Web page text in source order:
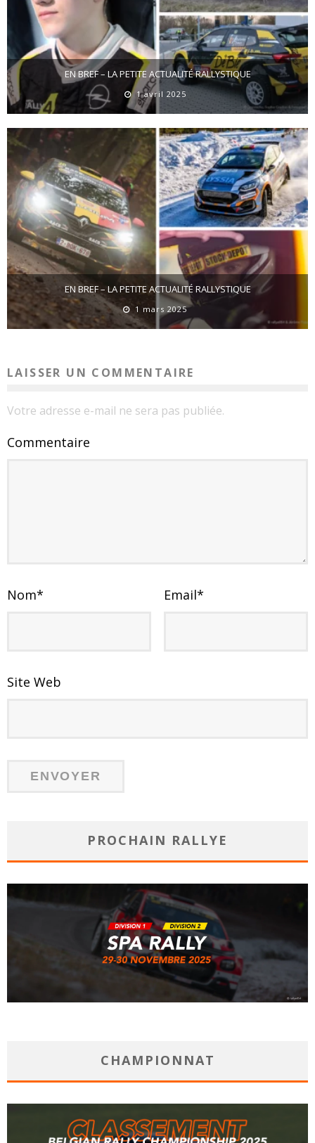
EN BREF – LA PETITE ACTUALITÉ RALLYSTIQUE
1 avril 2025
EN BREF – LA PETITE ACTUALITÉ RALLYSTIQUE
1 mars 2025
LAISSER UN COMMENTAIRE
Votre adresse e-mail ne sera pas publiée.
Commentaire
Nom* Email*
Site Web
PROCHAIN RALLYE
CHAMPIONNAT